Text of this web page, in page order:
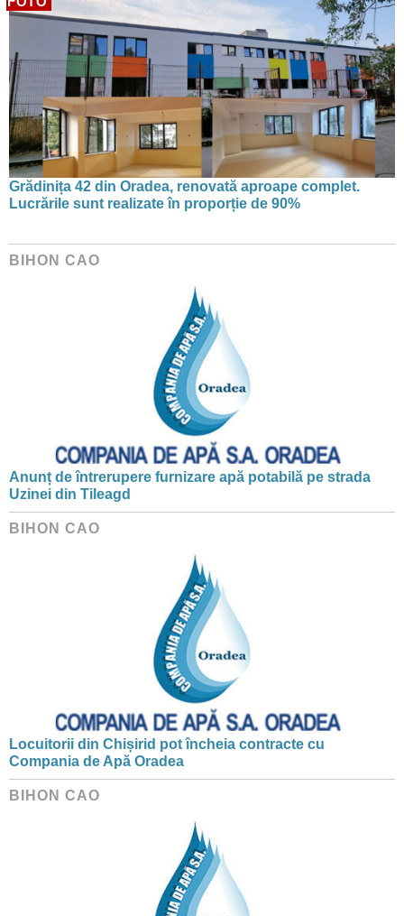
Grădinița 42 din Oradea, renovată aproape complet.
Lucrările sunt realizate în proporție de 90%
BIHON CAO
Anunț de întrerupere furnizare apă potabilă pe strada
Uzinei din Tileagd
BIHON CAO
Locuitorii din Chișirid pot încheia contracte cu
Compania de Apă Oradea
BIHON CAO